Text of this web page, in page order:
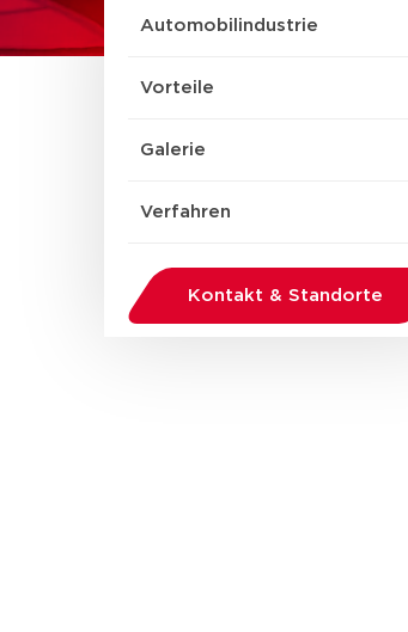
Automobilindustrie
Vorteile
Galerie
Verfahren
Kontakt & Standorte